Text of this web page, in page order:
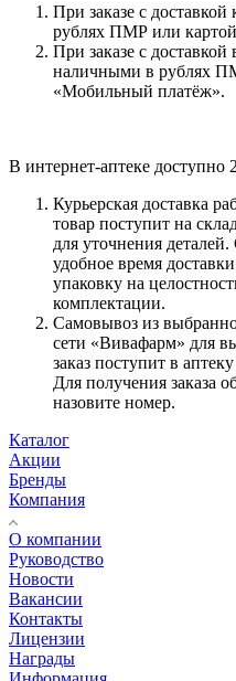
При заказе с
рублях ПМР или
При заказе с
наличными в рублях
«Мобильный платёж».
В интернет-аптеке доступно
Курьерская доставка
товар поступит на
для уточнения
удобное время
упаковку на
комплектации.
Самовывоз из
сети «Вивафарм» для
заказ поступит в
Для получения заказа
назовите номер.
Каталог
Акции
Бренды
Компания
О компании
Руководство
Новости
Вакансии
Контакты
Лицензии
Награды